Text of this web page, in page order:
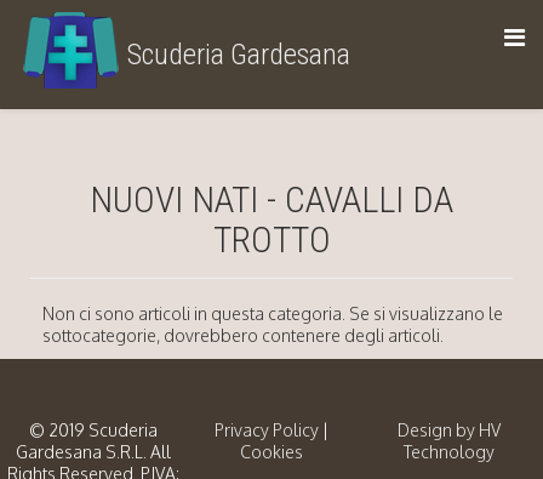
Scuderia Gardesana
NUOVI NATI - CAVALLI DA
TROTTO
Non ci sono articoli in questa categoria. Se si visualizzano le
sottocategorie, dovrebbero contenere degli articoli.
© 2019 Scuderia
Gardesana S.R.L. All
Rights Reserved. P.IVA:
Design by HV
Technology
Privacy Policy |
Cookies